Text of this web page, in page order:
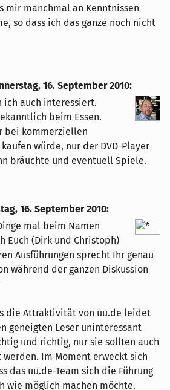
mir manchmal an Kenntnissen
so dass ich das ganze noch nicht
16. September 2010:
ich auch interessiert.
beim Essen.
bei kommerziellen
würde, nur der DVD-Player
bräuchte und eventuell Spiele.
16. September 2010:
mal beim Namen
Euch (Dirk und Christoph)
Ausführungen sprecht Ihr genau
während der ganzen Diskussion
die Attraktivität von uu.de leidet
geneigten Leser uninteressant
und richtig, nur sie sollten auch
Im Moment erweckt sich
das uu.de-Team sich die Führung
wie möglich machen möchte.